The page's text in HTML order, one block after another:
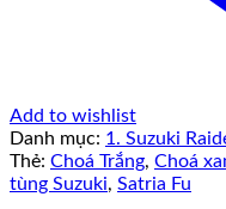
Add to wishlist
Danh mục: 1. Suzuki
Thẻ: Choá Trắng, Choá
tùng Suzuki, Satria Fu